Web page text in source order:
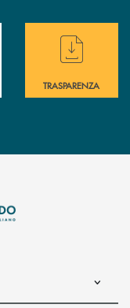
immediata ?
Hai bisogno di
TRASPARENZA